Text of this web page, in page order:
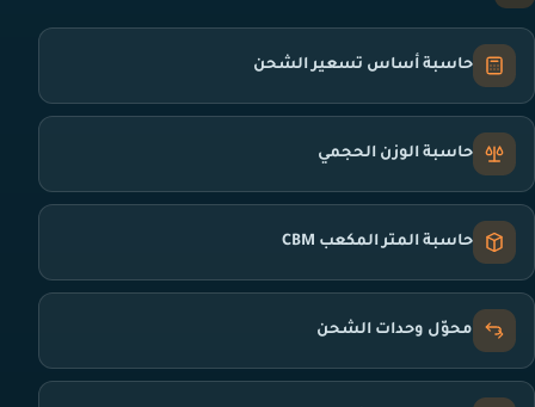
حاسبة أساس تسعير الشحن
حاسبة الوزن الحجمي
حاسبة المتر المكعب CBM
محوّل وحدات الشحن